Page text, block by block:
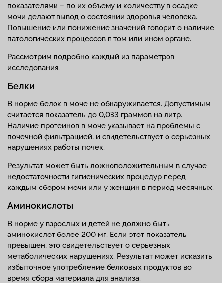
показателями – по их объему и количеству в осадке
мочи делают вывод о состоянии здоровья человека.
Повышение или понижение значений говорит о наличие
патологических процессов в том или ином органе.
Рассмотрим подробно каждый из параметров
исследования.
Белки
В норме белок в моче не обнаруживается. Допустимым
считается показатель до 0,033 граммов на литр.
Наличие протеинов в моче указывает на проблемы с
почечной фильтрацией, и свидетельствует о серьезных
нарушениях работы почек.
Результат может быть ложноположительным в случае
недостаточности гигиенических процедур перед
каждым сбором мочи или у женщин в период месячных.
Аминокислоты
В норме у взрослых и детей не должно быть
аминокислот более 200 мг. Если этот показатель
превышен, это свидетельствует о серьезных
метаболических нарушениях. Результат может исказить
избыточное употребление белковых продуктов во
время сбора материала для анализа.